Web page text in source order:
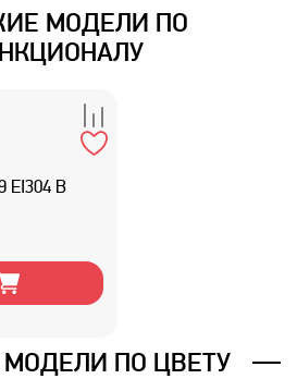
МОДЕЛИ ПО
B
ПО ЦВЕТУ